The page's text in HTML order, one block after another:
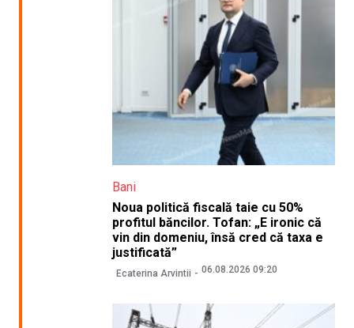
Bani
Noua politică fiscală taie cu 50%
profitul băncilor. Tofan: „E ironic că
vin din domeniu, însă cred că taxa e
justificată”
Ecaterina Arvintii 06.08.2026 09:20